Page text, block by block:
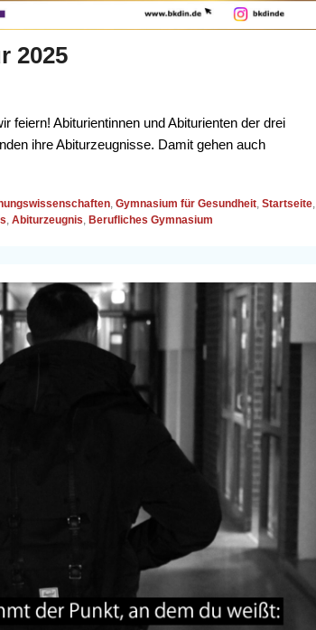
2025
feiern! Abiturientinnen und Abiturienten der drei
ihre Abiturzeugnisse. Damit gehen auch
, Gymnasium für Gesundheit, Startseite,
, Abiturzeugnis, Berufliches Gymnasium